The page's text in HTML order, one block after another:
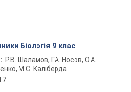
Біологія 9 клас
Р.В. Шаламов, Г.А. Носов, О.А.
М.С. Каліберда